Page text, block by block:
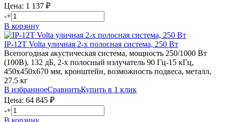
Цена: 1 137 ₽
-+
В корзину
IP-12T Volta уличная 2-х полосная система, 250 Вт
Всепогодная акустическая система, мощность 250/1000 Вт
(100В), 132 дБ, 2-х полосный излучатель 90 Гц-15 кГц,
450х450х670 мм, кронштейн, возможность подвеса, металл,
27.5 кг
В избранноеСравнитьКупить в 1 клик
Цена: 64 845 ₽
-+
В корзину